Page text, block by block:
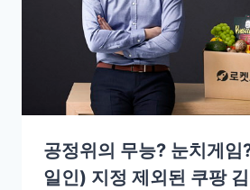
공정위의 무능? 눈치게임
일인) 지정 제외된 쿠팡